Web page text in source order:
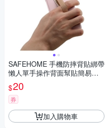
SAFEHOME 手機防摔背貼綁帶
懶人單手操作背面幫貼簡易手
機支架 CPA031(恕不接受指定
顏色出貨)
$20
券
加入購物車